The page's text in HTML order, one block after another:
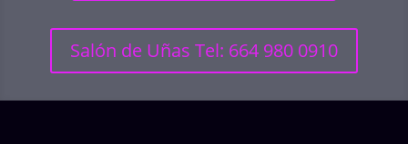
Salón de Uñas Tel: 664 980 0910